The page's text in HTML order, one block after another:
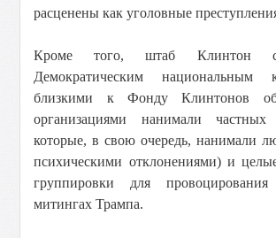
расценены как уголовные
Кроме того, штаб Клинтон
Демократическим национальным
близкими к Фонду Клинтонов
организациями нанимали частных
которые, в свою очередь, нанимали
психическими отклонениями) и
группировки для
митингах Трампа.